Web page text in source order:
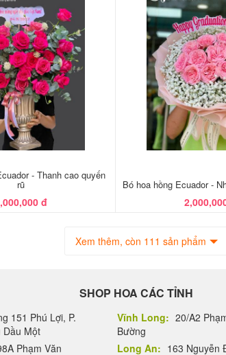
- Thanh cao quyến
rũ
đ
Bó hoa hồng Ecuador -
Xem thêm, còn 111 sản phẩm
SHOP HOA CÁC TỈNH
151 Phú Lợi, P.
Dầu Một
Phạm Văn
Vĩnh Long: 20/A2
Bường
Long An: 163 Nguyễn